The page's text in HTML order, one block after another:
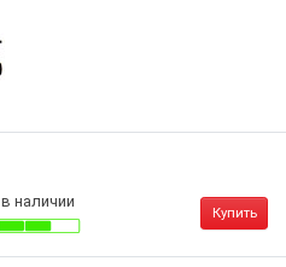
в наличии
Купить